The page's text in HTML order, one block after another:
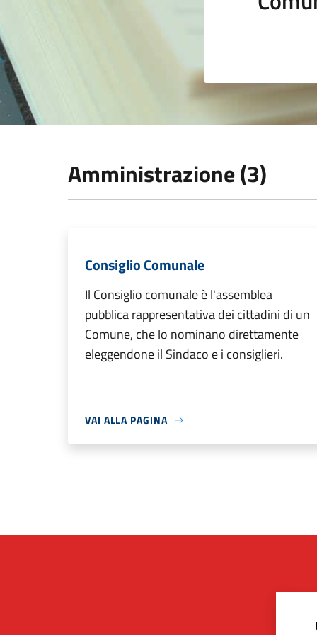
Amministrazione (3)
Consiglio Comunale
Il Consiglio comunale è l'assemblea
pubblica rappresentativa dei cittadini di un
Comune, che lo nominano direttamente
eleggendone il Sindaco e i consiglieri.
VAI ALLA PAGINA